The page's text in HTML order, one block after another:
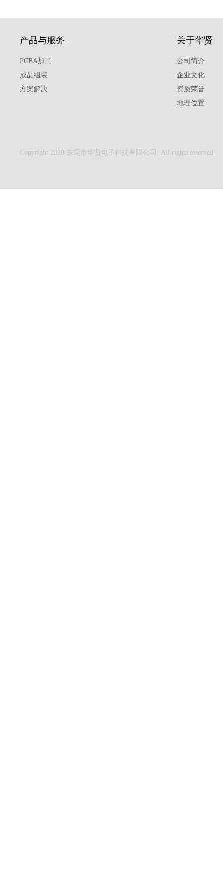
产品与服务
PCBA加工
成品组装
方案解决
关于华贤
公司简介
企业文化
资质荣誉
地理位置
Copyright 2020 东莞市华贤电子科技有限公司. All rights reserved